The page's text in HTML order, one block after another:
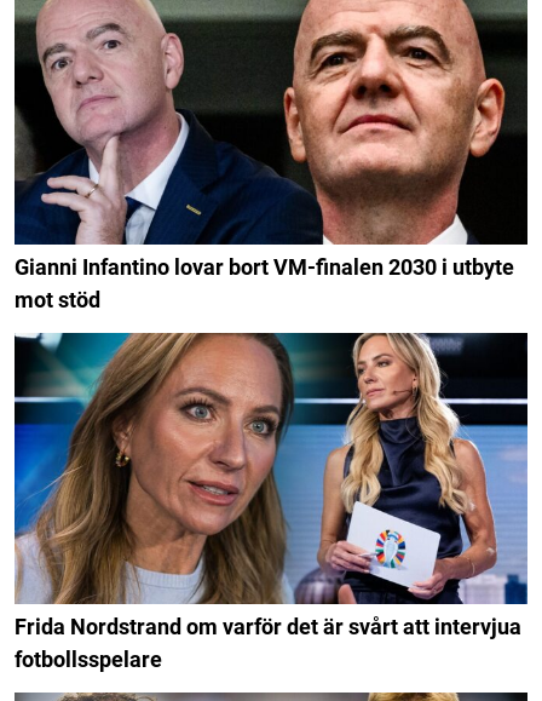
Gianni Infantino lovar bort VM-finalen 2030 i utbyte
mot stöd
Frida Nordstrand om varför det är svårt att intervjua
fotbollsspelare